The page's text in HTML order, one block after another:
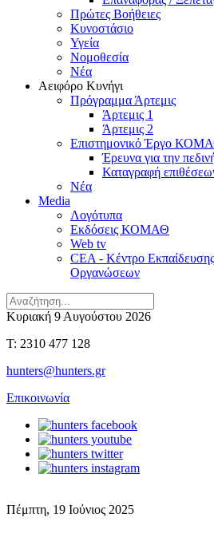
Πρώτες Βοήθειες
Κυνοστάσιο
Υγεία
Νομοθεσία
Νέα
Αειφόρο Κυνήγι
Πρόγραμμα Άρτεμις
Άρτεμις 1
Άρτεμις 2
Επιστημονικό Έργο
Έρευνα για την
Καταγραφή
Νέα
Media
Λογότυπα
Εκδόσεις ΚΟΜΑΘ
Web tv
CEA - Κέντρο
Οργανώσεων
Κυριακή 9 Αυγούστου 2026
T: 2310 477 128
hunters@hunters.gr
Επικοινωνία
Πέμπτη, 19 Ιούνιος 2025